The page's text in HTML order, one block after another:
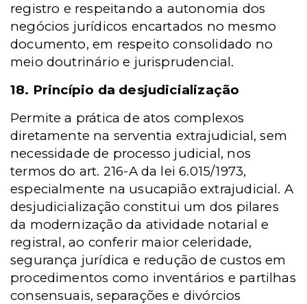
registro e respeitando a autonomia dos
negócios jurídicos encartados no mesmo
documento, em respeito consolidado no
meio doutrinário e jurisprudencial.
18. Princípio da desjudicialização
Permite a prática de atos complexos
diretamente na serventia extrajudicial, sem
necessidade de processo judicial, nos
termos do art. 216-A da lei 6.015/1973,
especialmente na usucapião extrajudicial. A
desjudicialização constitui um dos pilares
da modernização da atividade notarial e
registral, ao conferir maior celeridade,
segurança jurídica e redução de custos em
procedimentos como inventários e partilhas
consensuais, separações e divórcios